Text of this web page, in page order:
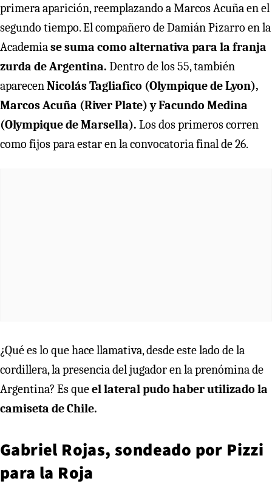
primera aparición, reemplazando a Marcos Acuña en el
segundo tiempo. El compañero de Damián Pizarro en la
Academiase suma como alternativa para la franja
zurda de Argentina. Dentro de los 55, también
aparecenNicolás Tagliafico (Olympique de Lyon),
Marcos Acuña (River Plate) y Facundo Medina
(Olympique de Marsella). Los dos primeros corren
como fijos para estar en la convocatoria final de 26.
¿Qué es lo que hace llamativa, desde este lado de la
cordillera, la presencia del jugador en la prenómina de
Argentina? Es queel lateral pudo haber utilizado la
camiseta de Chile.
Gabriel Rojas, sondeado por Pizzi
para la Roja